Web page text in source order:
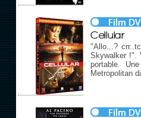
Cellular
"Allo...?
Skywalker !".
portable.
Metropolitan